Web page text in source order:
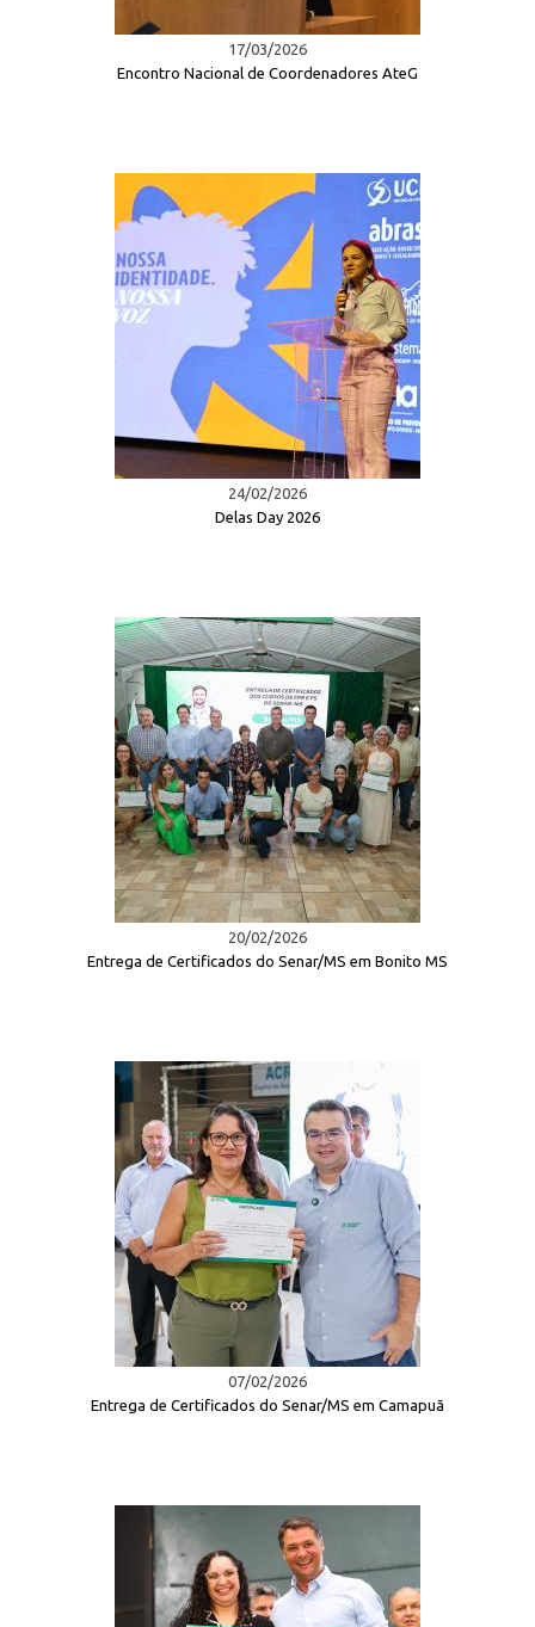
17/03/2026
Encontro Nacional de Coordenadores AteG
24/02/2026
Delas Day 2026
20/02/2026
Entrega de Certificados do Senar/MS em Bonito MS
07/02/2026
Entrega de Certificados do Senar/MS em Camapuã